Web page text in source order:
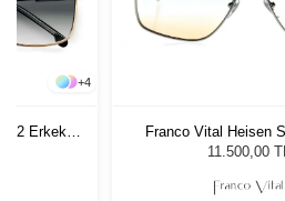
+4
62 Erkek
Franco Vital Heisen
Güneş
11.500,00 TL